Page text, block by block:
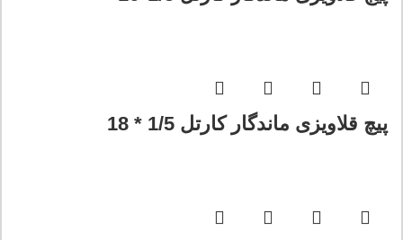
پیچ قلاویزی ماندگار کارتل 1/5 * 18